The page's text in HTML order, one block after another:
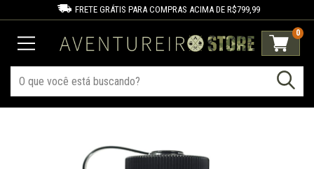
FRETE GRÁTIS PARA COMPRAS ACIMA DE R$799,99
0